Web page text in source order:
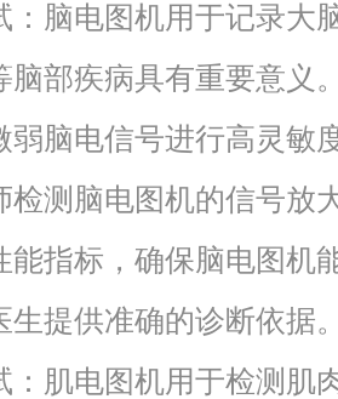
：脑电图机用于记录大
脑部疾病具有重要意义
弱脑电信号进行高灵敏
检测脑电图机的信号放
能指标，确保脑电图机
生提供准确的诊断依
：肌电图机用于检测肌